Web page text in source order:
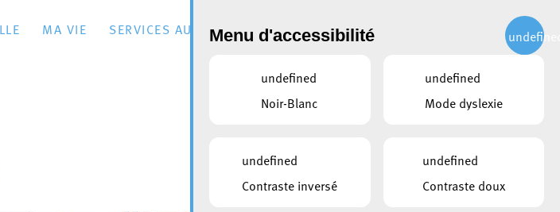
MA VIE SERVICES AU CITOYEN ACTUALITÉS PUBLICATIONS CONTACT
Menu d'accessibilité
undefined
Noir-Blanc
undefined
Mode dyslexie
undefined
Contraste inversé
undefined
Contraste doux